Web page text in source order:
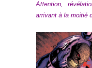
Attention,
arrivant à la moitié